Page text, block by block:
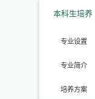
本科生培养
专业设置
专业简介
培养方案